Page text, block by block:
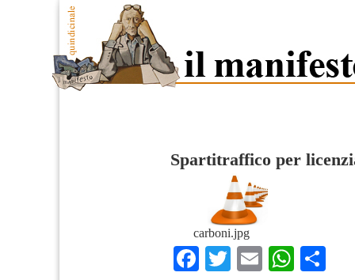
Spartitraffico per
carboni.jpg
Facebook
TwitterEmail